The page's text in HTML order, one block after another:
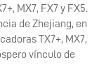
MX7, FX7 y FX5.
de Zhejiang, en
TX7+, MX7,
vínculo de